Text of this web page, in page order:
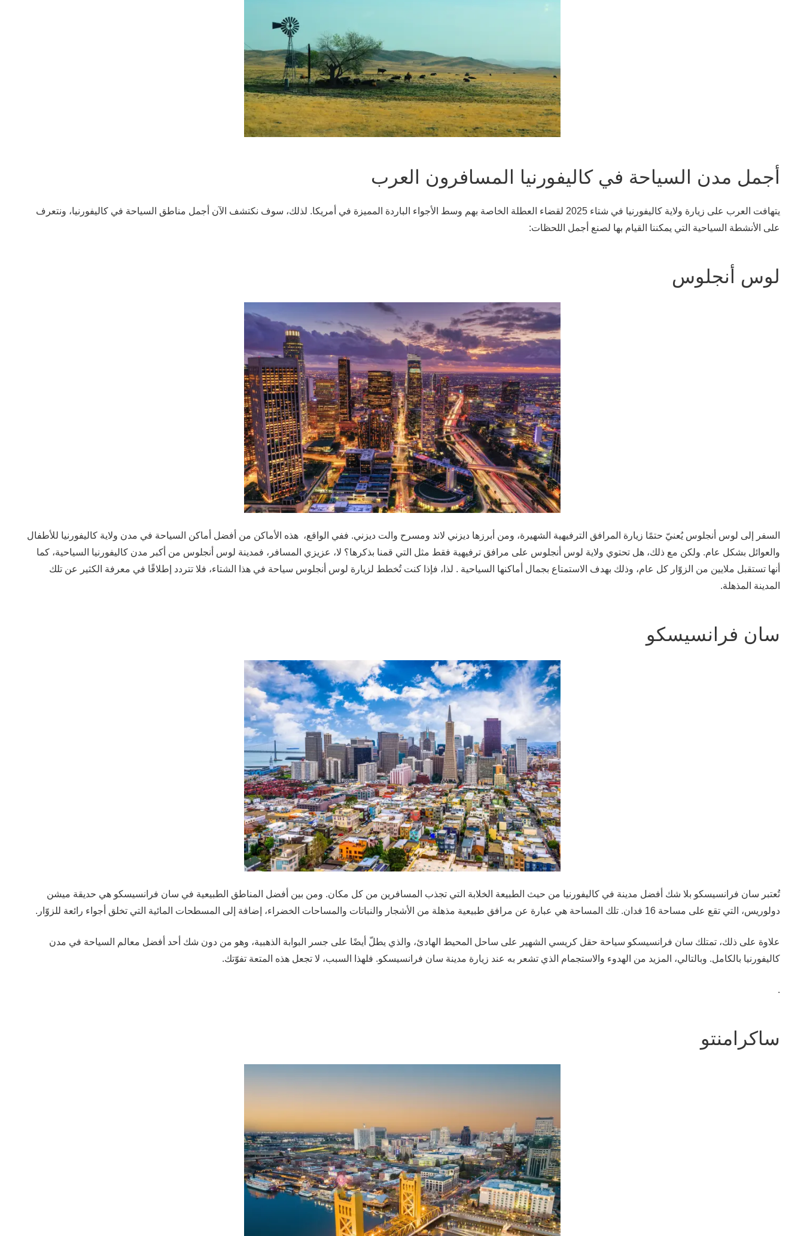
أجمل مدن السياحة في كاليفورنيا المسافرون العرب
يتهافت العرب على زيارة ولاية كاليفورنيا في شتاء 2025 لقضاء العطلة الخاصة بهم وسط الأجواء الباردة المميزة في أمريكا. لذلك، سوف نكتشف الآن أجمل مناطق السياحة في كاليفورنيا، ونتعرف
على الأنشطة السياحية التي يمكننا القيام بها لصنع أجمل اللحظات:
لوس أنجلوس
السفر إلى لوس أنجلوس يُعنيّ حتمًا زيارة المرافق الترفيهية الشهيرة، ومن أبرزها ديزني لاند ومسرح والت ديزني. ففي الواقع، هذه الأماكن من أفضل أماكن السياحة في مدن ولاية كاليفورنيا للأطفال
والعوائل بشكل عام. ولكن مع ذلك، هل تحتوي ولاية لوس أنجلوس على مرافق ترفيهية فقط مثل التي قمنا بذكرها؟ لا، عزيزي المسافر، فمدينة لوس أنجلوس من أكبر مدن كاليفورنيا السياحية، كما
أنها تستقبل ملايين من الزوّار كل عام، وذلك بهدف الاستمتاع بجمال أماكنها السياحية . لذا، فإذا كنت تُخطط لزيارة لوس أنجلوس سياحة في هذا الشتاء، فلا تتردد إطلاقًا في معرفة الكثير عن تلك
المدينة المذهلة.
سان فرانسيسكو
تُعتبر سان فرانسيسكو بلا شك أفضل مدينة في كاليفورنيا من حيث الطبيعة الخلابة التي تجذب المسافرين من كل مكان. ومن بين أفضل المناطق الطبيعية في سان فرانسيسكو هي حديقة ميشن
دولوريس، التي تقع على مساحة 16 فدان. تلك المساحة هي عبارة عن مرافق طبيعية مذهلة من الأشجار والنباتات والمساحات الخضراء، إضافة إلى المسطحات المائية التي تخلق أجواء رائعة للزوّار.
علاوة على ذلك، تمتلك سان فرانسيسكو سياحة حقل كريسي الشهير على ساحل المحيط الهادئ، والذي يطلّ أيضًا على جسر البوابة الذهبية، وهو من دون شك أحد أفضل معالم السياحة في مدن
كاليفورنيا بالكامل. وبالتالي، المزيد من الهدوء والاستجمام الذي تشعر به عند زيارة مدينة سان فرانسيسكو. فلهذا السبب، لا تجعل هذه المتعة تفوّتك.
.
ساكرامنتو